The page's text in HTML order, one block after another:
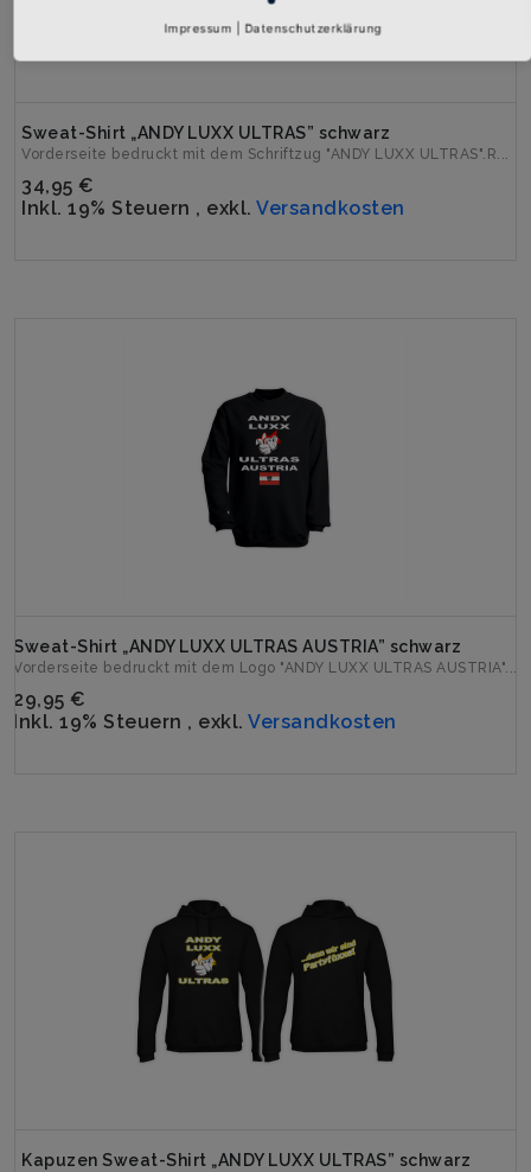
Sweat-Shirt „ANDY LUXX ULTRAS” schwarz
Vorderseite bedruckt mit dem Schriftzug "ANDY LUXX ULTRAS".R...
34,95 €
Inkl. 19% Steuern , exkl.Versandkosten
Sweat-Shirt „ANDY LUXX ULTRAS AUSTRIA” schwarz
Vorderseite bedruckt mit dem Logo "ANDY LUXX ULTRAS AUSTRIA"...
29,95 €
Inkl. 19% Steuern , exkl.Versandkosten
Kapuzen Sweat-Shirt „ANDY LUXX ULTRAS” schwarz
Impressum Datenschutzerklärung